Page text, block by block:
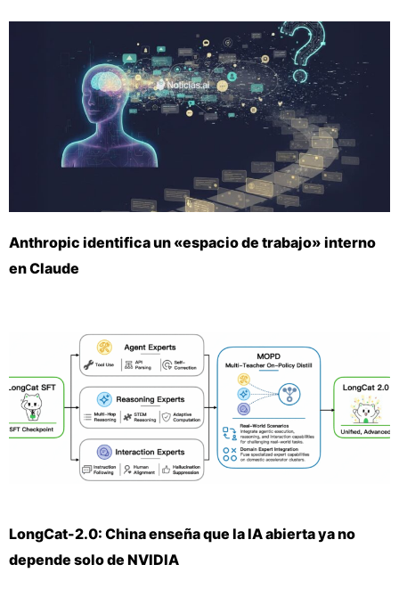
Anthropic identifica un «espacio de trabajo» interno
en Claude
LongCat-2.0: China enseña que la IA abierta ya no
depende solo de NVIDIA